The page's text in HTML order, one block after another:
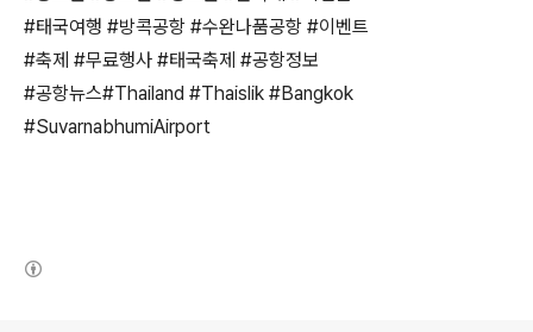
#태국여행 #방콕공항 #수완나품공항 #이벤트
#축제 #무료행사 #태국축제 #공항정보
#공항뉴스#Thailand #Thaislik #Bangkok
#SuvarnabhumiAirport